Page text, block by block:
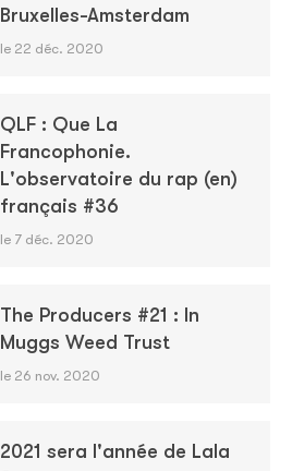
Bruxelles-Amsterdam
le 22 déc. 2020
QLF : Que La
Francophonie.
L'observatoire du rap (en)
français #36
le 7 déc. 2020
The Producers #21 : In
Muggs Weed Trust
le 26 nov. 2020
2021 sera l'année de Lala